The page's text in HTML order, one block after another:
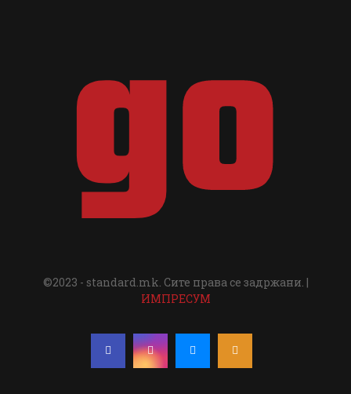
©2023 - standard.mk. Сите права се задржани. |
ИМПРЕСУМ